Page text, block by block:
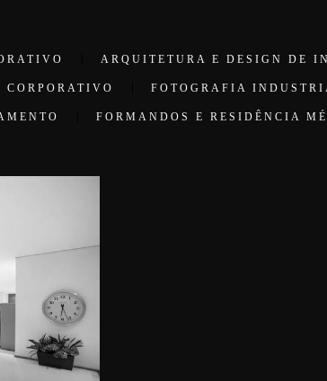
ARQUITETURA E DESIGN DE
CORPORATIVO FOTOGRAFIA
FORMANDOS E RESIDÊNCIA